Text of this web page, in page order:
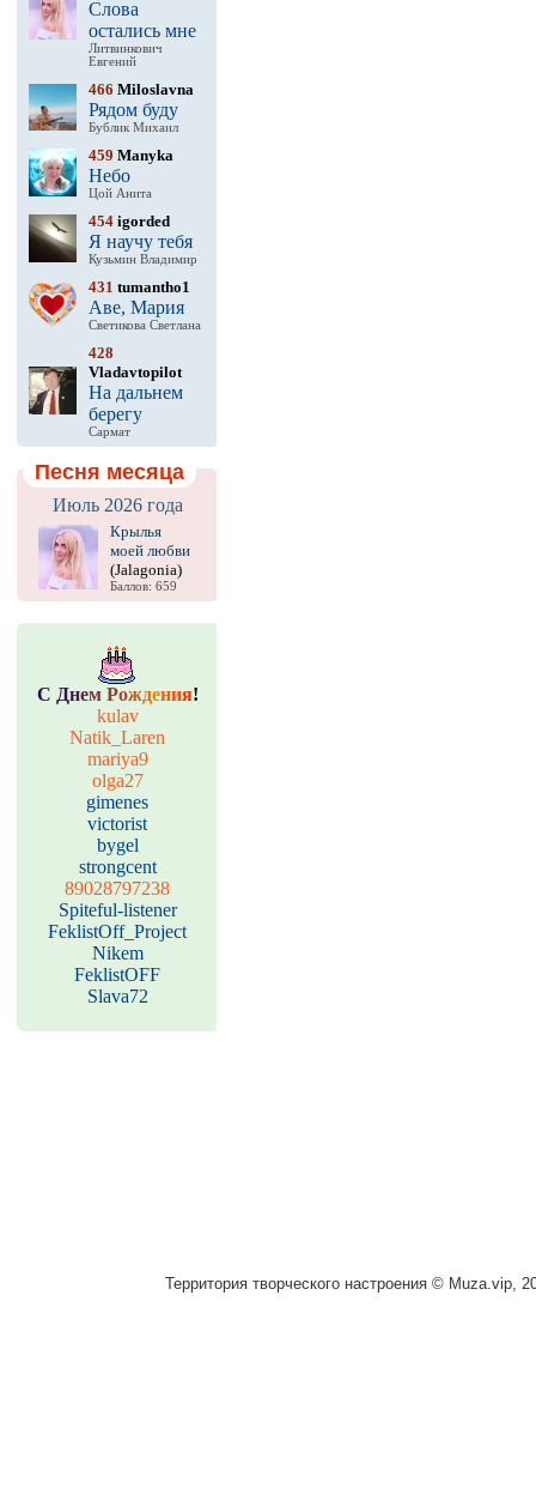
Слова
остались мне
Литвинкович
Евгений
466 Miloslavna
Рядом буду
Бублик Михаил
459 Manyka
Небо
Цой Анита
454igorded
Я научу тебя
Кузьмин Владимир
431 tumantho1
Аве, Мария
Светикова Светлана
428
Vladavtopilot
На дальнем
берегу
Сармат
Песня месяца
Июль 2026 года
Крылья
моей любви
(Jalagonia)
Баллов: 659
С Днем Рождения!
kulav
Natik_Laren
mariya9
olga27
gimenes
victorist
bygel
strongcent
89028797238
Spiteful-listener
FeklistOff_Project
Nikem
FeklistOFF
Slava72
Территория творческого настроения © Muza.vip,